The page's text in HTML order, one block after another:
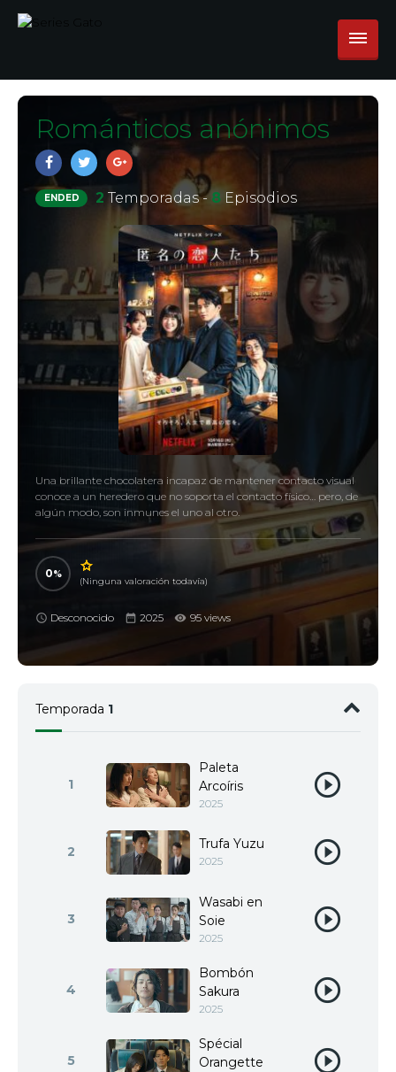
Románticos anónimos
ENDED 2 Temporadas -8Episodios
Una brillante chocolatera incapaz de mantener contacto visual
conoce a un heredero que no soporta el contacto físico… pero, de
algún modo, son inmunes el uno al otro.
0
(Ninguna valoración todavía)
Desconocido 2025 95 views
Temporada 1
1
Paleta
Arcoíris
2025
2 Trufa Yuzu
2025
3
Wasabi en
Soie
2025
4
Bombón
Sakura
2025
5
Spécial
Orangette